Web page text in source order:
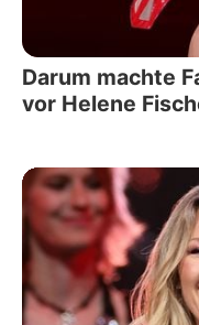
Darum machte
vor Helene